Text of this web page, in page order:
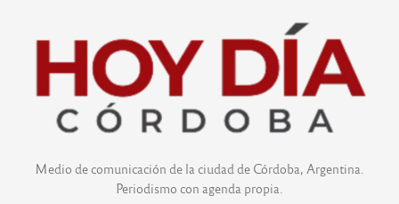
Medio de comunicación de la ciudad de Córdoba, Argentina.
Periodismo con agenda propia.